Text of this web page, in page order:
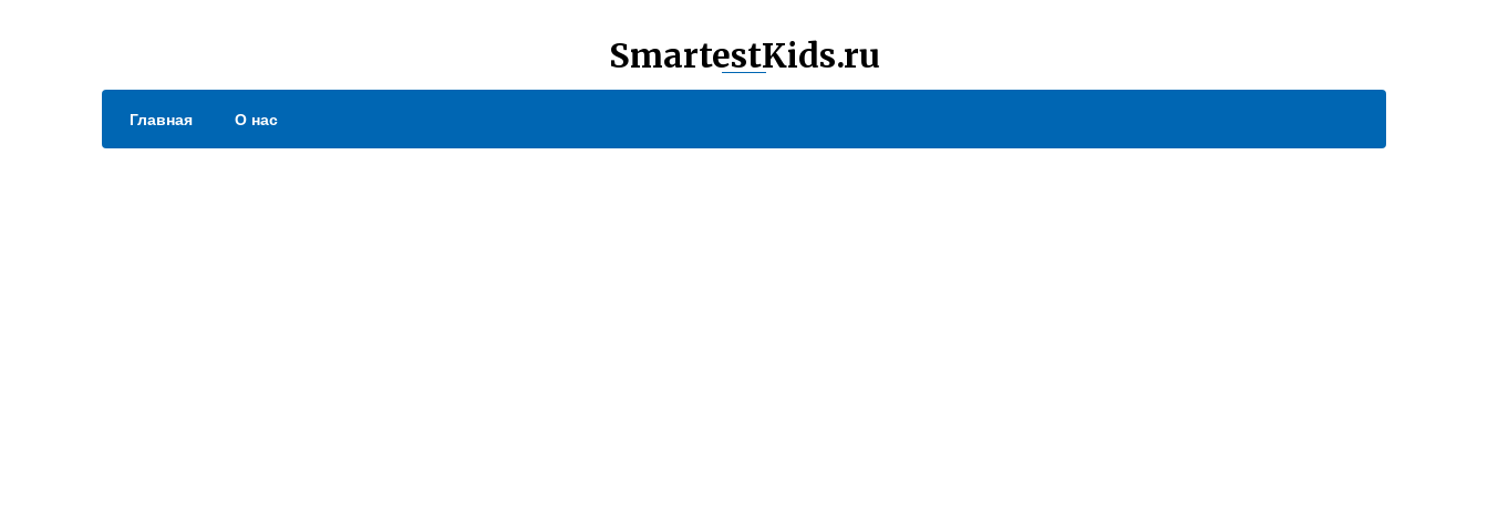
SmartestKids.ru
Главная О нас